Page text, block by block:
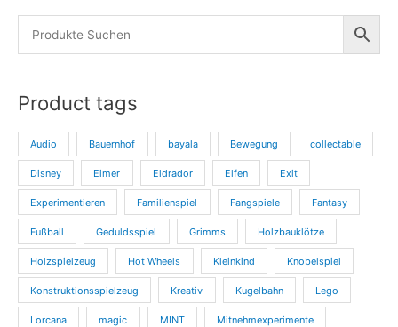
Product tags
Audio Bauernhof bayala Bewegung collectable
Disney Eimer Eldrador Elfen Exit
Experimentieren Familienspiel Fangspiele Fantasy
Fußball Geduldsspiel Grimms Holzbauklötze
Holzspielzeug Hot Wheels Kleinkind Knobelspiel
Konstruktionsspielzeug Kreativ Kugelbahn Lego
Lorcana magic MINT Mitnehmexperimente